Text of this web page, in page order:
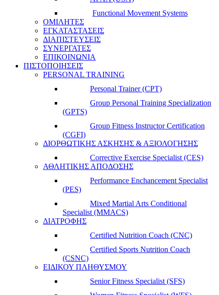
Functional Movement Systems
ΟΜΙΛΗΤΕΣ
ΕΓΚΑΤΑΣΤΑΣΕΙΣ
ΔΙΑΠΙΣΤΕΥΣΕΙΣ
ΣΥΝΕΡΓΑΤΕΣ
ΕΠΙΚΟΙΝΩΝΙΑ
ΠΙΣΤΟΠΟΙΗΣΕΙΣ
PERSONAL TRAINING
Personal Trainer (CPT)
Group Personal Training Specialization
(GPTS)
Group Fitness Instructor Certification
(CGFI)
ΔΙΟΡΘΩΤΙΚΗΣ ΑΣΚΗΣΗΣ & ΑΞΙΟΛΟΓΗΣΗΣ
Corrective Exercise Specialist (CES)
ΑΘΛΗΤΙΚΗΣ ΑΠΟΔΟΣΗΣ
Performance Enchancement Specialist
(PES)
Mixed Martial Arts Conditional
Specialist (MMACS)
ΔΙΑΤΡΟΦΗΣ
Certified Nutrition Coach (CNC)
Certified Sports Nutrition Coach
(CSNC)
ΕΙΔΙΚΟΥ ΠΛΗΘΥΣΜΟΥ
Senior Fitness Specialist (SFS)